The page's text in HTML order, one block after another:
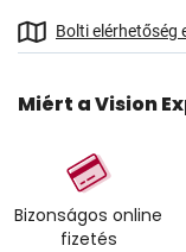
Bolti elérhetőség
Miért a Vision
Bizonságos online
fizetés